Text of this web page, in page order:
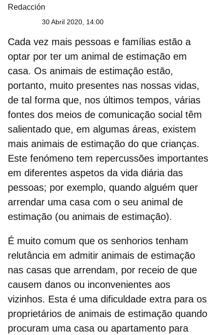
Redacción
30 Abril 2020, 14:00
Cada vez mais pessoas e famílias estão a
optar por ter um animal de estimação em
casa. Os animais de estimação estão,
portanto, muito presentes nas nossas vidas,
de tal forma que, nos últimos tempos, várias
fontes dos meios de comunicação social têm
salientado que, em algumas áreas, existem
mais animais de estimação do que crianças.
Este fenómeno tem repercussões importantes
em diferentes aspetos da vida diária das
pessoas; por exemplo, quando alguém quer
arrendar uma casa com o seu animal de
estimação (ou animais de estimação).
É muito comum que os senhorios tenham
relutância em admitir animais de estimação
nas casas que arrendam, por receio de que
causem danos ou inconvenientes aos
vizinhos. Esta é uma dificuldade extra para os
proprietários de animais de estimação quando
procuram uma casa ou apartamento para